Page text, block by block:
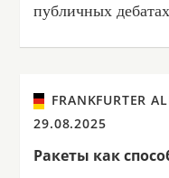
публичных
FRANKFURTER
29.08.2025
Ракеты как